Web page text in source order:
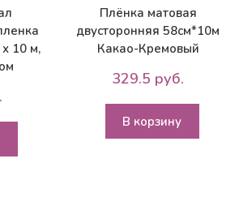
10 м,
Плёнка матовая
двусторонняя 58см*10м
Какао-Кремовый
329.5 руб.
В корзину